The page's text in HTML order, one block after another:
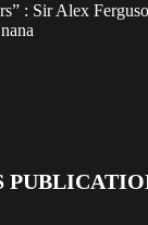
: Sir Alex